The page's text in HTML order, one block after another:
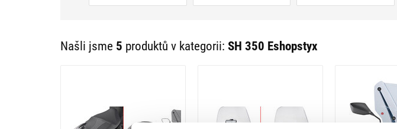
Našli jsme 5 produktů v kategorii: SH 350 Eshopstyx